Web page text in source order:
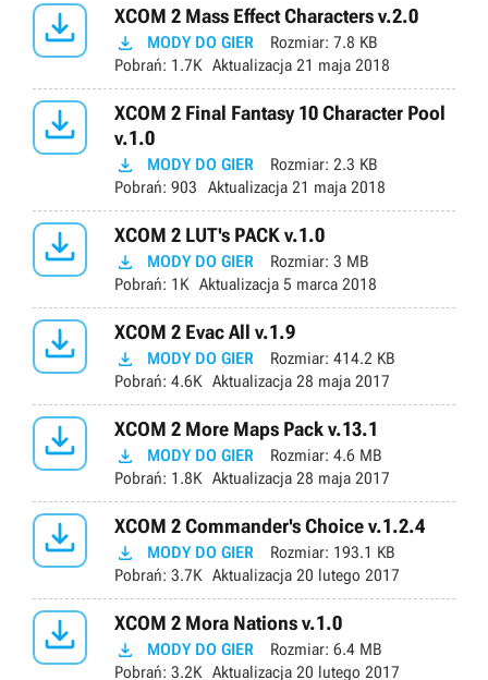
 XCOM 2 Mass Effect Characters v.2.0
 MODY DO GIER Rozmiar: 7.8 KB
Pobrań: 1.7K Aktualizacja 21 maja 2018

XCOM 2 Final Fantasy 10 Character Pool
v.1.0
 MODY DO GIER Rozmiar: 2.3 KB
Pobrań: 903 Aktualizacja 21 maja 2018
 XCOM 2 LUT's PACK v.1.0
 MODY DO GIER Rozmiar: 3 MB
Pobrań: 1K Aktualizacja 5 marca 2018
 XCOM 2 Evac All v.1.9
 MODY DO GIER Rozmiar: 414.2 KB
Pobrań: 4.6K Aktualizacja 28 maja 2017
 XCOM 2 More Maps Pack v.13.1
 MODY DO GIER Rozmiar: 4.6 MB
Pobrań: 1.8K Aktualizacja 28 maja 2017
 XCOM 2 Commander's Choice v.1.2.4
 MODY DO GIER Rozmiar: 193.1 KB
Pobrań: 3.7K Aktualizacja 20 lutego 2017
 XCOM 2 Mora Nations v.1.0
 MODY DO GIER Rozmiar: 6.4 MB
Pobrań: 3.2K Aktualizacja 20 lutego 2017